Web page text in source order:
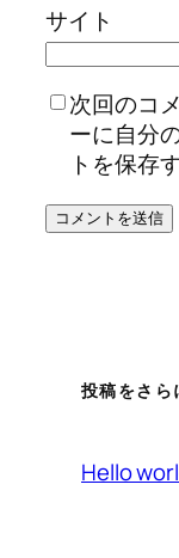
サイト
次回のコ
ーに自分
トを保存
投稿をさら
Hello